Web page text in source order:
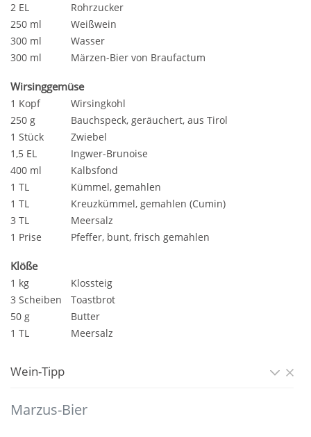
2 EL
Rohrzucker
250 ml
Weißwein
300 ml
Wasser
300 ml
Märzen-Bier von Braufactum
Wirsinggemüse
1 Kopf
Wirsingkohl
250 g
Bauchspeck, geräuchert, aus Tirol
1 Stück
Zwiebel
1,5 EL
Ingwer-Brunoise
400 ml
Kalbsfond
1 TL
Kümmel, gemahlen
1 TL
Kreuzkümmel, gemahlen (Cumin)
3 TL
Meersalz
1 Prise
Pfeffer, bunt, frisch gemahlen
Klöße
1 kg
Klossteig
3 Scheiben
Toastbrot
50 g
Butter
1 TL
Meersalz
Wein-Tipp
Marzus-Bier